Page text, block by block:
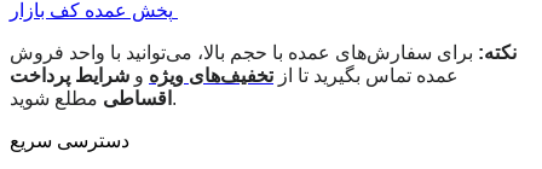
نکته: برای سفارش‌های عمده با حجم بالا، می‌توانید با واحد فروش
عمده تماس بگیرید تا از تخفیف‌های ویژه و شرایط پرداخت
اقساطی مطلع شوید.
دسترسی سریع